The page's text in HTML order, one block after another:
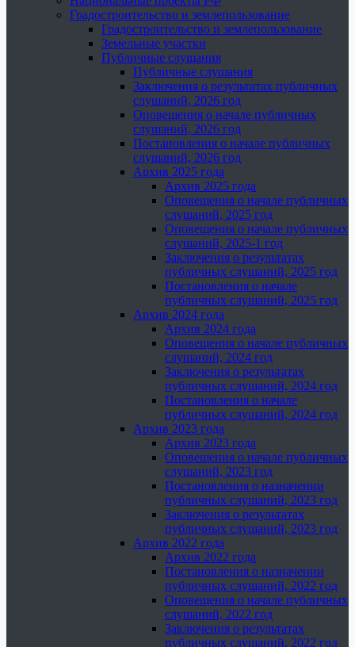
Градостроительство и землепользование
Градостроительство и землепользование
Земельные участки
Публичные слушания
Публичные слушания
Заключения о результатах публичных
слушаний, 2026 год
Оповещения о начале публичных
слушаний, 2026 год
Постановления о начале публичных
слушаний, 2026 год
Архив 2025 года
Архив 2025 года
Оповещения о начале публичных
слушаний, 2025 год
Оповещения о начале публичных
слушаний, 2025-1 год
Заключения о результатах
публичных слушаний, 2025 год
Постановления о начале
публичных слушаний, 2025 год
Архив 2024 года
Архив 2024 года
Оповещения о начале публичных
слушаний, 2024 год
Заключения о результатах
публичных слушаний, 2024 год
Постановления о начале
публичных слушаний, 2024 год
Архив 2023 года
Архив 2023 года
Оповещения о начале публичных
слушаний, 2023 год
Постановления о назначении
публичных слушаний, 2023 год
Заключения о результатах
публичных слушаний, 2023 год
Архив 2022 года
Архив 2022 года
Постановления о назначении
публичных слушаний, 2022 год
Оповещения о начале публичных
слушаний, 2022 год
Заключения о результатах
публичных слушаний, 2022 год